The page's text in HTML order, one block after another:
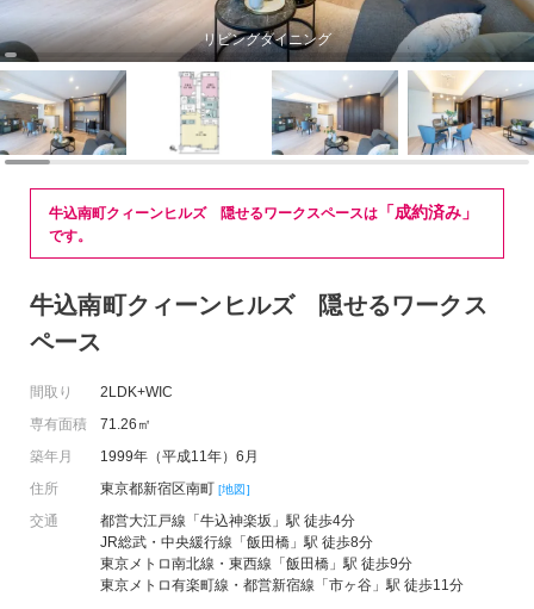
リビングダイニング
牛込南町クィーンヒルズ 隠せるワークスペースは 「成約済み」
です。
牛込南町クィーンヒルズ 隠せるワークス
ペース
間取り
2LDK+WIC
専有面積
71.26㎡
築年月
1999年（平成11年）6月
住所
東京都新宿区南町 [地図]
交通
都営大江戸線「牛込神楽坂」駅 徒歩4分
JR総武・中央緩行線「飯田橋」駅 徒歩8分
東京メトロ南北線・東西線「飯田橋」駅 徒歩9分
東京メトロ有楽町線・都営新宿線「市ヶ谷」駅 徒歩11分